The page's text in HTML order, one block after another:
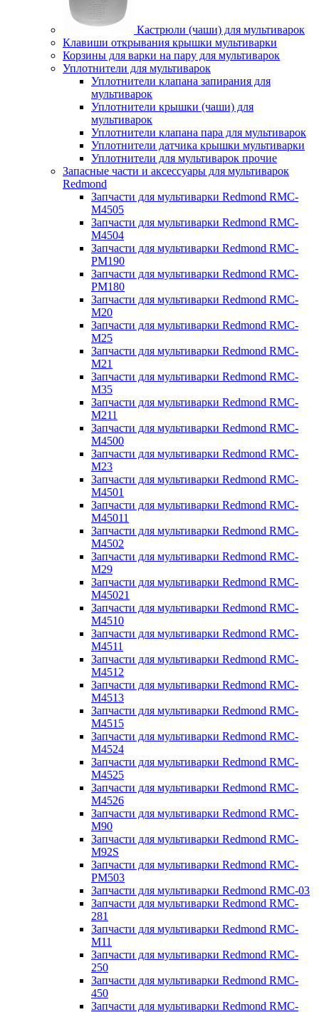
Кастрюли (чаши) для мультиварок
Клавиши открывания крышки мультиварки
Корзины для варки на пару для мультиварок
Уплотнители для мультиварок
Уплотнители клапана запирания для
мультиварок
Уплотнители крышки (чаши) для
мультиварок
Уплотнители клапана пара для мультиварок
Уплотнители датчика крышки мультиварки
Уплотнители для мультиварок прочие
Запасные части и аксессуары для мультиварок
Redmond
Запчасти для мультиварки Redmond RMC-
M4505
Запчасти для мультиварки Redmond RMC-
M4504
Запчасти для мультиварки Redmond RMC-
PM190
Запчасти для мультиварки Redmond RMC-
PM180
Запчасти для мультиварки Redmond RMC-
M20
Запчасти для мультиварки Redmond RMC-
M25
Запчасти для мультиварки Redmond RMC-
M21
Запчасти для мультиварки Redmond RMC-
M35
Запчасти для мультиварки Redmond RMC-
M211
Запчасти для мультиварки Redmond RMC-
M4500
Запчасти для мультиварки Redmond RMC-
M23
Запчасти для мультиварки Redmond RMC-
M4501
Запчасти для мультиварки Redmond RMC-
M45011
Запчасти для мультиварки Redmond RMC-
M4502
Запчасти для мультиварки Redmond RMC-
M29
Запчасти для мультиварки Redmond RMC-
M45021
Запчасти для мультиварки Redmond RMC-
M4510
Запчасти для мультиварки Redmond RMC-
M4511
Запчасти для мультиварки Redmond RMC-
M4512
Запчасти для мультиварки Redmond RMC-
M4513
Запчасти для мультиварки Redmond RMC-
M4515
Запчасти для мультиварки Redmond RMC-
M4524
Запчасти для мультиварки Redmond RMC-
M4525
Запчасти для мультиварки Redmond RMC-
M4526
Запчасти для мультиварки Redmond RMC-
M90
Запчасти для мультиварки Redmond RMC-
M92S
Запчасти для мультиварки Redmond RMC-
PM503
Запчасти для мультиварки Redmond RMC-03
Запчасти для мультиварки Redmond RMC-
281
Запчасти для мультиварки Redmond RMC-
M11
Запчасти для мультиварки Redmond RMC-
250
Запчасти для мультиварки Redmond RMC-
450
Запчасти для мультиварки Redmond RMC-